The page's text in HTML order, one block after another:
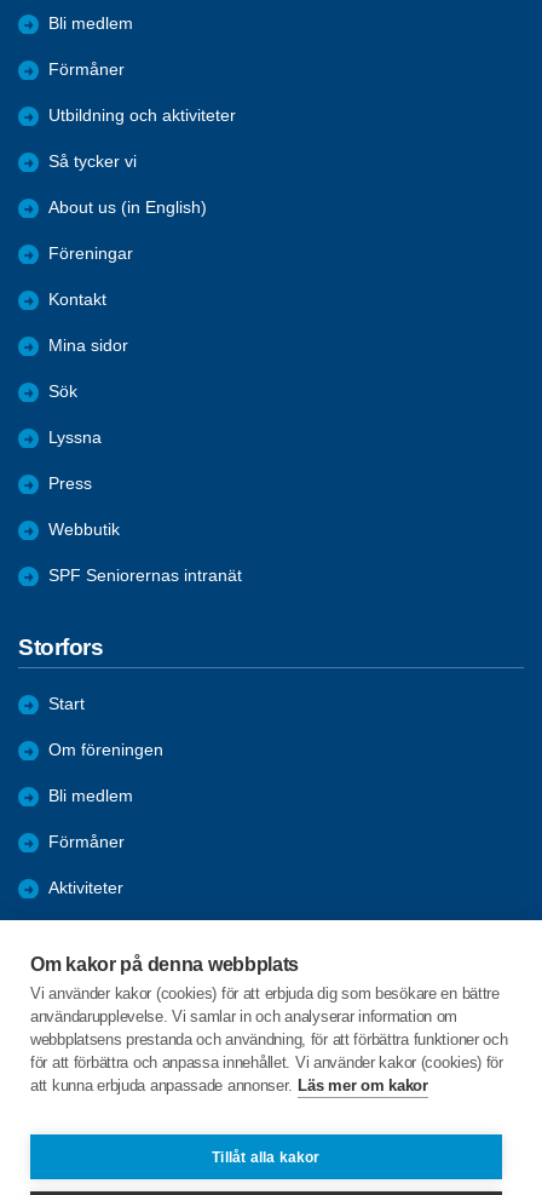
Om kakor på denna webbplats
Vi använder kakor (cookies) för att erbjuda dig som besökare en bättre
användarupplevelse. Vi samlar in och analyserar information om
webbplatsens prestanda och användning, för att förbättra funktioner och
för att förbättra och anpassa innehållet. Vi använder kakor (cookies) för
att kunna erbjuda anpassade annonser. Läs mer om kakor
Tillåt alla kakor
Bli medlem
Förmåner
Utbildning och aktiviteter
Så tycker vi
About us (in English)
Föreningar
Kontakt
Mina sidor
Sök
Lyssna
Press
Webbutik
SPF Seniorernas intranät
Storfors
Start
Om föreningen
Bli medlem
Förmåner
Aktiviteter
Bildgalleri
C/o:Toni Lysholm Christensen